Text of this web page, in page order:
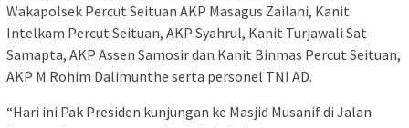
Wakapolsek Percut Seituan AKP Masagus Zailani, Kanit
Intelkam Percut Seituan, AKP Syahrul, Kanit Turjawali Sat
Samapta, AKP Assen Samosir dan Kanit Binmas Percut Seituan,
AKP M Rohim Dalimunthe serta personel TNI AD.
“Hari ini Pak Presiden kunjungan ke Masjid Musanif di Jalan